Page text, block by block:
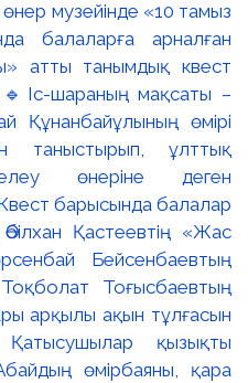
музейінде «10 тамыз
балаларға арналған
атты танымдық квест
шараның мақсаты –
Құнанбайұлының өмірі
таныстырып, ұлттық
өнеріне деген
барысында балалар
Қастеевтің «Жас
Бейсенбаевтың
Тоғысбаевтың
арқылы ақын тұлғасын
қызықты
өмірбаяны, қара